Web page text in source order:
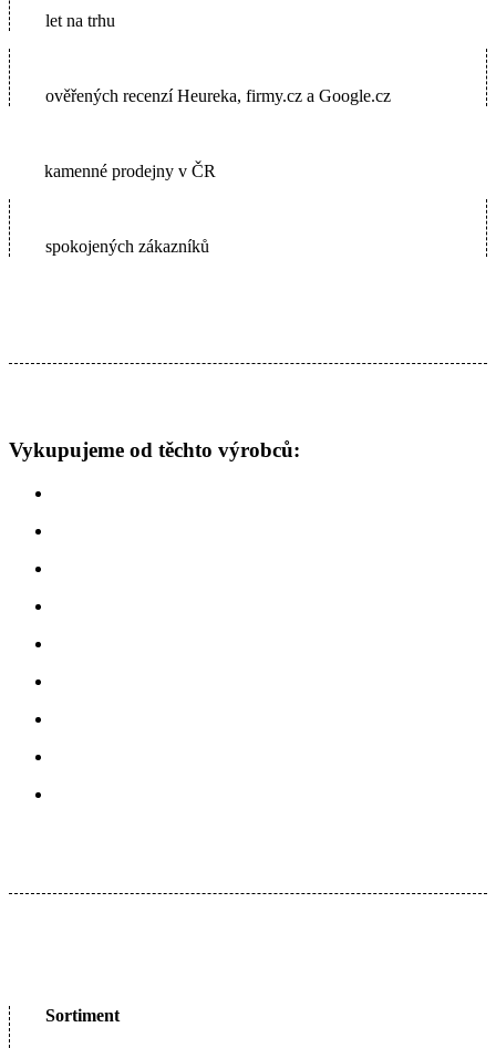
let na trhu
ověřených recenzí Heureka, firmy.cz a Google.cz
kamenné prodejny v ČR
spokojených zákazníků
Vykupujeme od těchto výrobců:
Sortiment